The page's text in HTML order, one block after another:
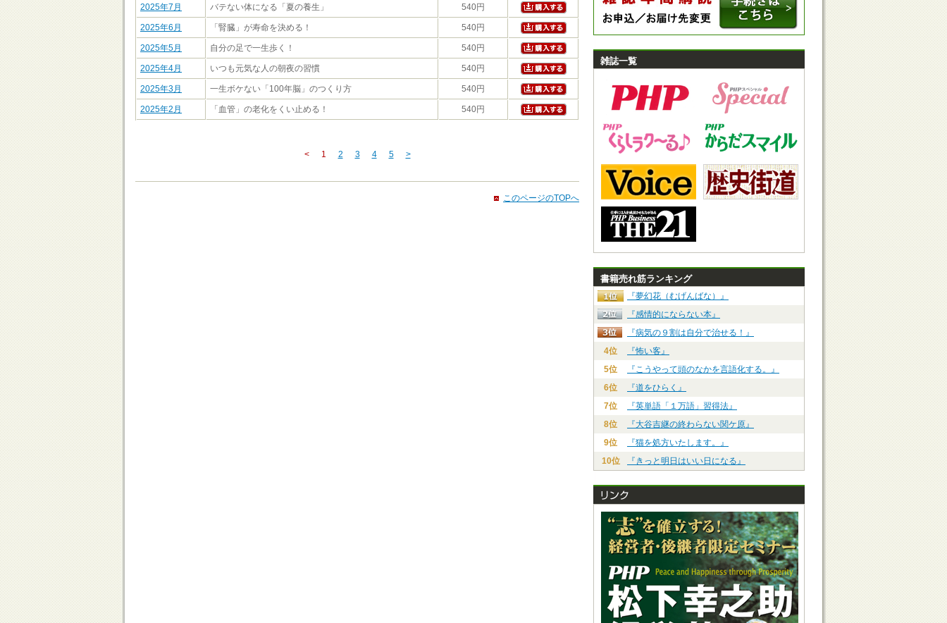
2025年7月 バテない体になる「夏の養生」 540円
2025年6月 「腎臓」が寿命を決める！ 540円
2025年5月 自分の足で一生歩く！ 540円
2025年4月 いつも元気な人の朝夜の習慣 540円
2025年3月 一生ボケない「100年脳」のつくり方 540円
2025年2月 「血管」の老化をくい止める！ 540円
< 1 2 3 4 5 >
このページのTOPへ
雑誌一覧
書籍売れ筋ランキング
『夢幻花（むげんばな）』
『感情的にならない本』
『病気の９割は自分で治せる！』
4位
『怖い客』
5位
『こうやって頭のなかを言語化する。』
6位
『道をひらく』
7位
『英単語「１万語」習得法』
8位
『大谷吉継の終わらない関ケ原』
9位
『猫を処方いたします。』
10位
『きっと明日はいい日になる』